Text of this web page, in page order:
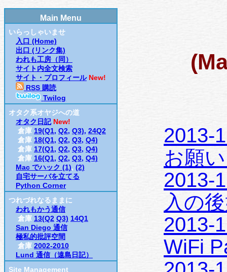
Main Menu
いらっしゃいませ
入口 (Home)
出口 (リンク集)
われも工房（同）
サイト内全文検索
サイト・プロフィール New!
RSS 購読
Twilog
オタク系オヤジへの道
オタク日記 New!
倉庫 19(Q1, Q2, Q3), 24Q2
倉庫 18(Q1, Q2, Q3, Q4)
倉庫 17(Q1, Q2, Q3, Q4)
倉庫 16(Q1, Q2, Q3, Q4)
Mac でハック (1), (2)
自宅サーバを立てる
Python Corner
つれづれなるままに
われもかう通信
倉庫 13(Q2 Q3) 14Q1
San Diego 通信
極私的批評空間
倉庫 2002-2010
Lund 通信（遠島日記）
Site Management
2013-12-
お願
2013-12-
入の
2013-12-
WiFi